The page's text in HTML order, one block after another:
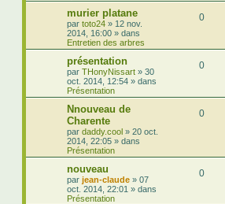
murier platane
par toto24 » 12 nov.
2014, 16:00 » dans
Entretien des arbres
0
présentation
par THonyNissart » 30
oct. 2014, 12:54 » dans
Présentation
0
Nnouveau de
Charente
par daddy.cool » 20 oct.
2014, 22:05 » dans
Présentation
0
nouveau
par jean-claude » 07
oct. 2014, 22:01 » dans
Présentation
0